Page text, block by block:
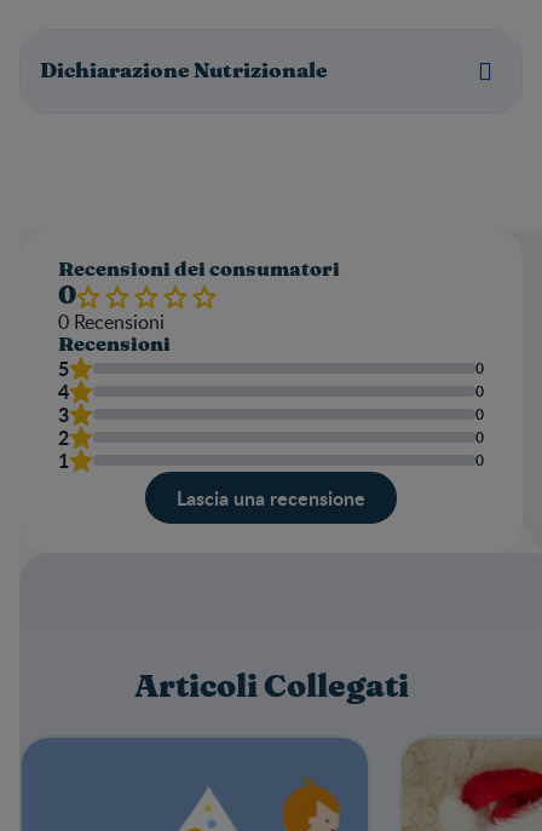
Dichiarazione Nutrizionale
Recensioni dei consumatori​
0
0 Recensioni
Recensioni
5 0
4 0
3 0
2 0
1 0
Lascia una recensione​
Lascia la tua recensione
Articoli Collegati